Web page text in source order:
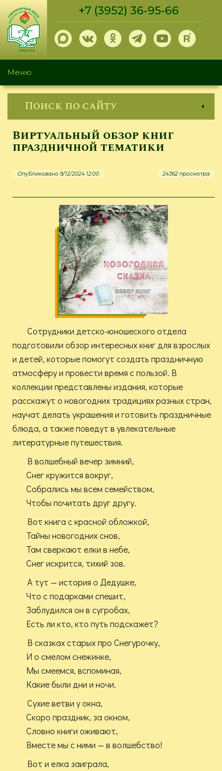
Перейти
основному
содержанию
+7 (3952) 36-95-66
Меню
Поиск по сайту
Виртуальный обзор книг
праздничной тематики
Опубликовано 9/12/2024 12:00 24362 просмотра
Сотрудники детско-юношеского отдела
подготовили обзор интересных книг для взрослых
и детей, которые помогут создать праздничную
атмосферу и провести время с пользой. В
коллекции представлены издания, которые
расскажут о новогодних традициях разных стран,
научат делать украшения и готовить праздничные
блюда, а также поведут в увлекательные
литературные путешествия.
В волшебный вечер зимний,
Снег кружится вокруг,
Собрались мы всем семейством,
Чтобы почитать друг другу.
Вот книга с красной обложкой,
Тайны новогодних снов,
Там сверкают елки в небе,
Снег искрится, тихий зов.
А тут — история о Дедушке,
Что с подарками спешит,
Заблудился он в сугробах,
Есть ли кто, кто путь подскажет?
В сказках старых про Снегурочку,
И о смелом снежинке,
Мы смеемся, вспоминая,
Какие были дни и ночи.
Сухие ветви у окна,
Скоро праздник, за окном,
Словно книги оживают,
Вместе мы с ними — в волшебство!
Вот и елка заиграла,